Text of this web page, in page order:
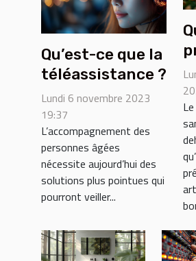
Qu’est-ce que la
téléassistance ?
Lundi 6 novembre 2023
19:37
L’accompagnement des
personnes âgées
nécessite aujourd’hui des
solutions plus pointues qui
pourront veiller...